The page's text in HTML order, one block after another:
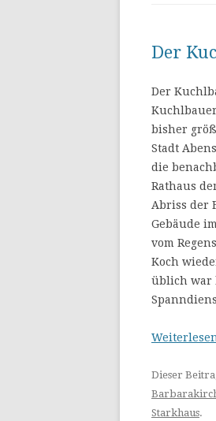
Der
Der
bisher
Stadt
die
Rathaus
Abriss der
Gebäude
vom
Koch
üblich war
Dieser
Starkhaus.